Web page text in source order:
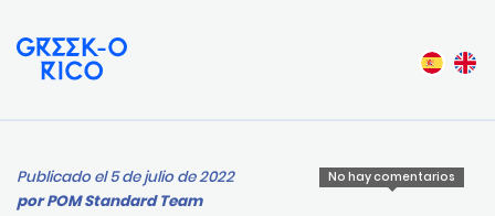
No hay comentarios
Publicado el 5 de julio de 2022
porPOM Standard Team